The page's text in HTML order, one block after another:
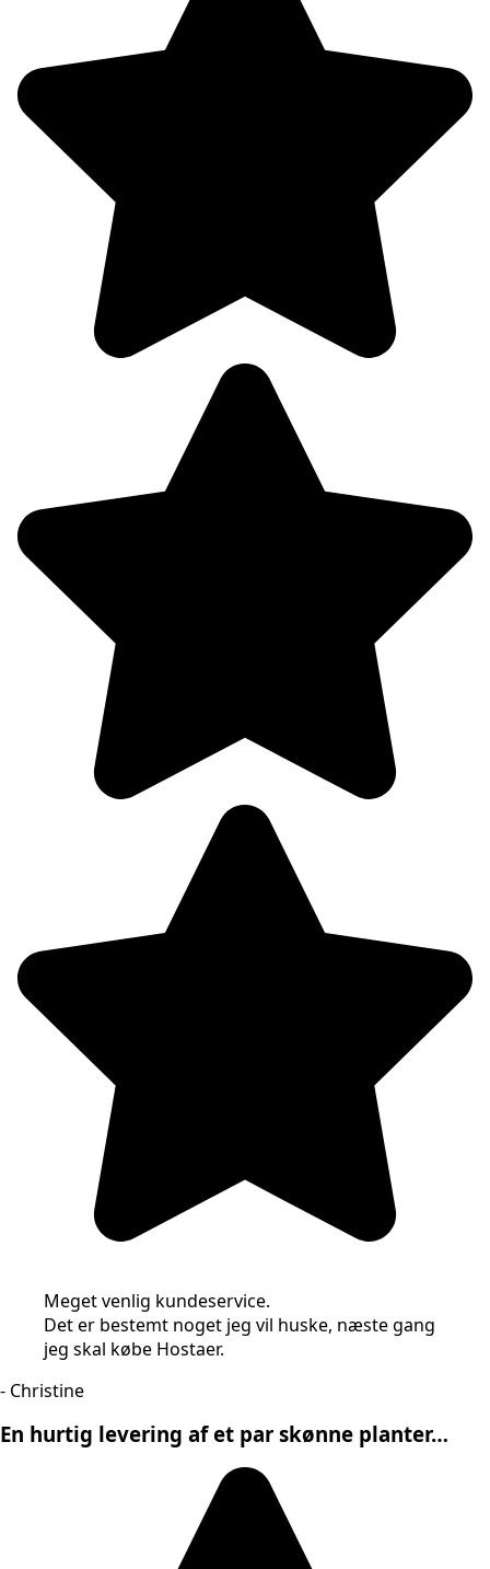
Meget venlig kundeservice.
Det er bestemt noget jeg vil huske, næste gang
jeg skal købe Hostaer.
- Christine
En hurtig levering af et par skønne planter…